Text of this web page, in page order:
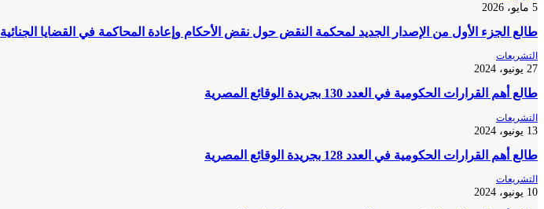
5 مايو، 2026
طالع الجزء الأول من الإصدار الجديد لمحكمة النقض حول نقض الأحكام وإعادة المحاكمة في القضايا الجنائية
التشريعات
27 يونيو، 2024
طالع أهم القرارات الحكومية في العدد 130 بجريدة الوقائع المصرية
التشريعات
13 يونيو، 2024
طالع أهم القرارات الحكومية في العدد 128 بجريدة الوقائع المصرية
التشريعات
10 يونيو، 2024